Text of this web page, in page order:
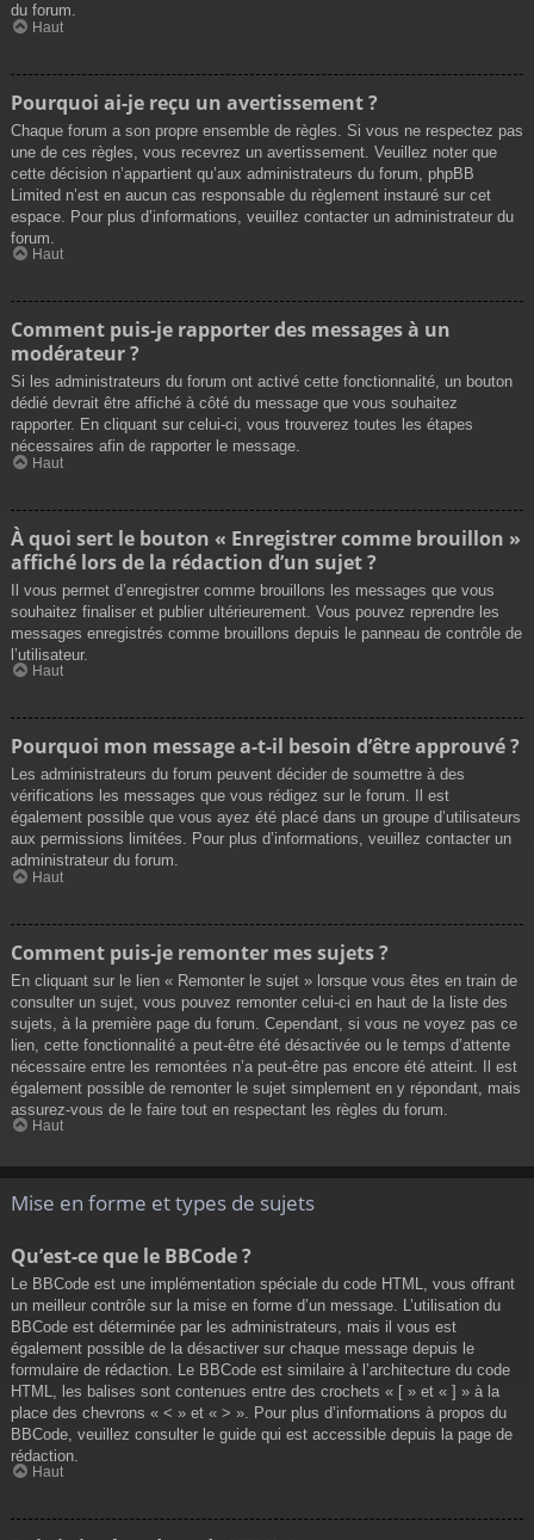
du forum.
Haut
Pourquoi ai-je reçu un avertissement ?
Chaque forum a son propre ensemble de règles. Si vous ne respectez pas
une de ces règles, vous recevrez un avertissement. Veuillez noter que
cette décision n’appartient qu’aux administrateurs du forum, phpBB
Limited n’est en aucun cas responsable du règlement instauré sur cet
espace. Pour plus d’informations, veuillez contacter un administrateur du
forum.
Haut
Comment puis-je rapporter des messages à un
modérateur ?
Si les administrateurs du forum ont activé cette fonctionnalité, un bouton
dédié devrait être affiché à côté du message que vous souhaitez
rapporter. En cliquant sur celui-ci, vous trouverez toutes les étapes
nécessaires afin de rapporter le message.
Haut
À quoi sert le bouton « Enregistrer comme brouillon »
affiché lors de la rédaction d’un sujet ?
Il vous permet d’enregistrer comme brouillons les messages que vous
souhaitez finaliser et publier ultérieurement. Vous pouvez reprendre les
messages enregistrés comme brouillons depuis le panneau de contrôle de
l’utilisateur.
Haut
Pourquoi mon message a-t-il besoin d’être approuvé ?
Les administrateurs du forum peuvent décider de soumettre à des
vérifications les messages que vous rédigez sur le forum. Il est
également possible que vous ayez été placé dans un groupe d’utilisateurs
aux permissions limitées. Pour plus d’informations, veuillez contacter un
administrateur du forum.
Haut
Comment puis-je remonter mes sujets ?
En cliquant sur le lien « Remonter le sujet » lorsque vous êtes en train de
consulter un sujet, vous pouvez remonter celui-ci en haut de la liste des
sujets, à la première page du forum. Cependant, si vous ne voyez pas ce
lien, cette fonctionnalité a peut-être été désactivée ou le temps d’attente
nécessaire entre les remontées n’a peut-être pas encore été atteint. Il est
également possible de remonter le sujet simplement en y répondant, mais
assurez-vous de le faire tout en respectant les règles du forum.
Haut
Mise en forme et types de sujets
Qu’est-ce que le BBCode ?
Le BBCode est une implémentation spéciale du code HTML, vous offrant
un meilleur contrôle sur la mise en forme d’un message. L’utilisation du
BBCode est déterminée par les administrateurs, mais il vous est
également possible de la désactiver sur chaque message depuis le
formulaire de rédaction. Le BBCode est similaire à l’architecture du code
HTML, les balises sont contenues entre des crochets « [ » et « ] » à la
place des chevrons « < » et « > ». Pour plus d’informations à propos du
BBCode, veuillez consulter le guide qui est accessible depuis la page de
rédaction.
Haut